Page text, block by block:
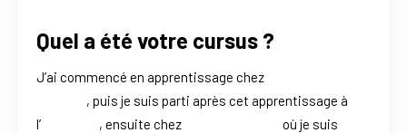
Quel a été votre cursus ?
J’ai commencé en apprentissage chez
, puis je suis parti après cet apprentissage à
l’
, ensuite chez
où je suis